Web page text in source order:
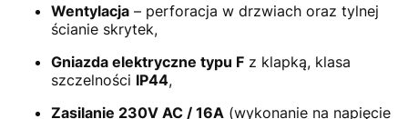
Wentylacja – perforacja w drzwiach oraz tylnej
ścianie skrytek,
Gniazda elektryczne typu F z klapką, klasa
szczelności IP44,
Zasilanie 230V AC / 16A (wykonanie na napięcie